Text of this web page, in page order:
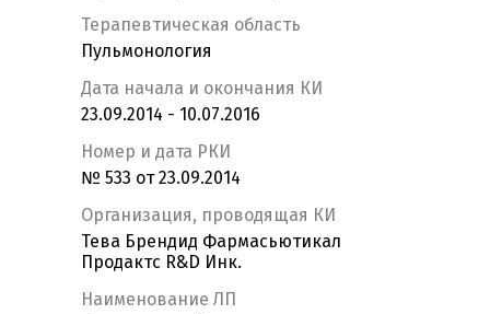
Терапевтическая область
Пульмонология
Дата начала и окончания КИ
23.09.2014 - 10.07.2016
Номер и дата РКИ
№ 533 от 23.09.2014
Организация, проводящая КИ
Тева Брендид Фармасьютикал
Продактс R&D Инк.
Наименование ЛП